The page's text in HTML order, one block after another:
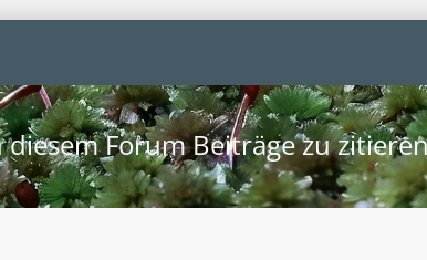
Forum Beiträge zu